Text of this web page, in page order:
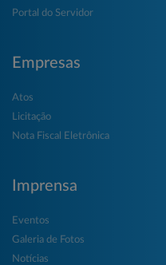
Portal do Servidor
Empresas
Atos
Licitação
Nota Fiscal Eletrônica
Imprensa
Eventos
Galeria de Fotos
Notícias